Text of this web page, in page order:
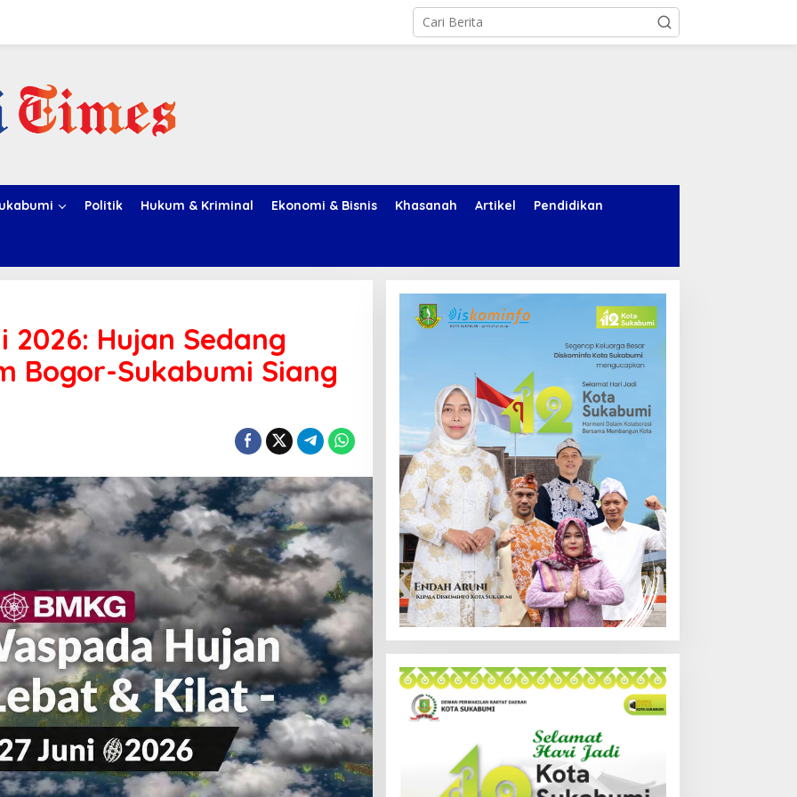
Politik Hukum & Kriminal Ekonomi & Bisnis Khasanah Artikel Pendidikan
2026: Hujan Sedang
Bogor-Sukabumi Siang